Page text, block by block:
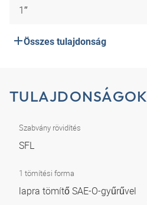
1″
Összes tulajdonság
TULAJDONSÁGOK
Szabvány rövidítés
SFL
1 tömítési forma
lapra tömítő SAE-O-gyűrűvel